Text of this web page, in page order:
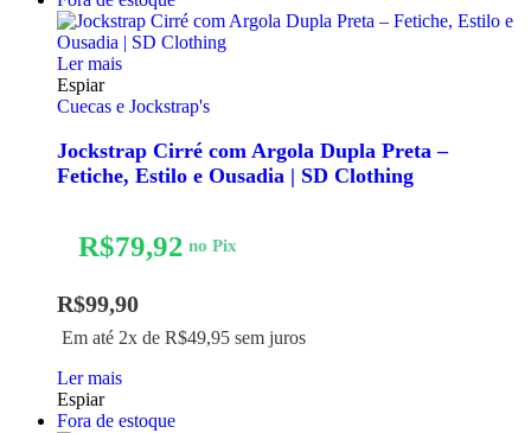
Ler mais
Espiar
Cuecas e Jockstrap's
Jockstrap Cirré com Argola Dupla Preta –
Fetiche, Estilo e Ousadia | SD Clothing
R$99,90
Em até 2x de R$49,95 sem juros
R$79,92 no Pix
Ler mais
Espiar
Fora de estoque